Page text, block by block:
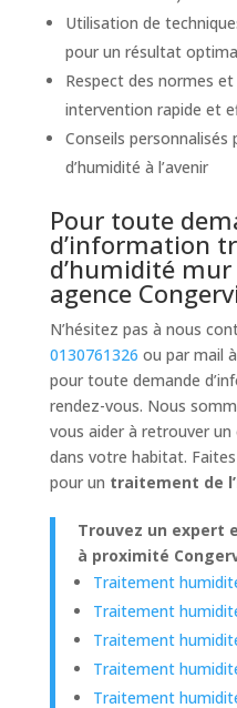
Utilisation de
pour un résultat
Respect des normes
intervention rapide et
Conseils personnalisés
d’humidité à l’avenir
Pour toute
d’information
d’humidité
agence
N’hésitez pas à nous
0130761326 ou par mail à
pour toute demande
rendez-vous. Nous
vous aider à retrouver
dans votre habitat.
pour un traitement de
Trouvez un expert
à proximité
Traitement
Traitement
Traitement
Traitement
Traitement